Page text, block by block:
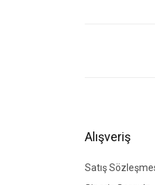
Ürün fiyatı
Bu ürüne
Alışveriş
Satış